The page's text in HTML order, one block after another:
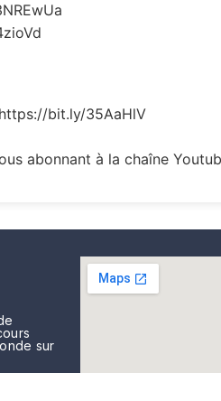
bit.ly/35AaHlV
abonnant à la chaîne
sur